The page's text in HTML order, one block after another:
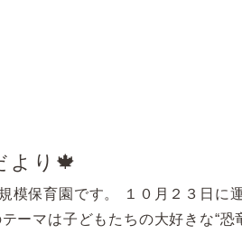
より🍁
模保育園です。 １０月２３日に
ーマは子どもたちの大好きな“恐